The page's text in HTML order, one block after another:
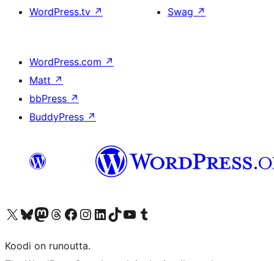
WordPress.tv ↗
Swag ↗
WordPress.com ↗
Matt ↗
bbPress ↗
BuddyPress ↗
Visit our X (formerly Twitter) account
Visit our Bluesky account
Visit our Mastodon account
Visit our Threads account
Visit our Facebook page
Visit our Instagram account
Visit our LinkedIn account
Visit our TikTok account
Näytä YouTube-kanava
Visit our Tumblr account
Koodi on runoutta.